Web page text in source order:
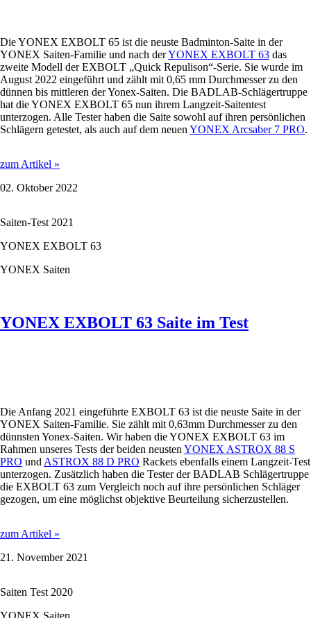
Die YONEX EXBOLT 65 ist die neuste Badminton-Saite in der
YONEX Saiten-Familie und nach derYONEX EXBOLT 63 das
zweite Modell der EXBOLT „Quick Repulison“-Serie. Sie wurde im
August 2022 eingeführt und zählt mit 0,65 mm Durchmesser zu den
dünnen bis mittleren der Yonex-Saiten. Die BADLAB-Schlägertruppe
hat die YONEX EXBOLT 65 nun ihrem Langzeit-Saitentest
unterzogen. Alle Tester haben die Saite sowohl auf ihren persönlichen
Schlägern getestet, als auch auf dem neuen YONEX Arcsaber 7 PRO.
zum Artikel »
65
Test
02. Oktober 2022
Saiten-Test 2021
YONEX EXBOLT 63
YONEX Saiten
YONEX EXBOLT 63 Saite im Test
Die Anfang 2021 eingeführte EXBOLT 63 ist die neuste Saite in der
YONEX Saiten-Familie. Sie zählt mit 0,63mm Durchmesser zu den
dünnsten Yonex-Saiten. Wir haben die YONEX EXBOLT 63 im
Rahmen unseres Tests der beiden neusten YONEX ASTROX 88 S
PRO und ASTROX 88 D PRO Rackets ebenfalls einem Langzeit-Test
unterzogen. Zusätzlich haben die Tester der BADLAB Schlägertruppe
die EXBOLT 63 zum Vergleich noch auf ihre persönlichen Schläger
gezogen, um eine möglichst objektive Beurteilung sicherzustellen.
zum Artikel »
63
Test
21. November 2021
Saiten Test 2020
YONEX Saiten